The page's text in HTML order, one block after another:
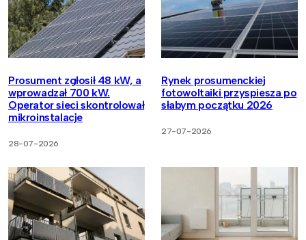
Prosument zgłosił 48 kW, a
wprowadzał 700 kW.
Operator sieci skontrolował
mikroinstalacje
28-07-2026
Rynek prosumenckiej
fotowoltaiki przyspiesza po
słabym początku 2026
27-07-2026